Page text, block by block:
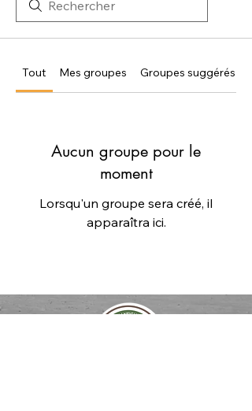
Tout Mes groupes Groupes suggérés
Aucun groupe pour le
moment
Lorsqu'un groupe sera créé, il
apparaîtra ici.